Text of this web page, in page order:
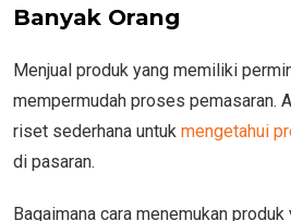
Banyak Orang
Menjual produk yang memiliki
mempermudah proses pemasaran.
riset sederhana untuk mengetahui
di pasaran.
Bagaimana cara menemukan